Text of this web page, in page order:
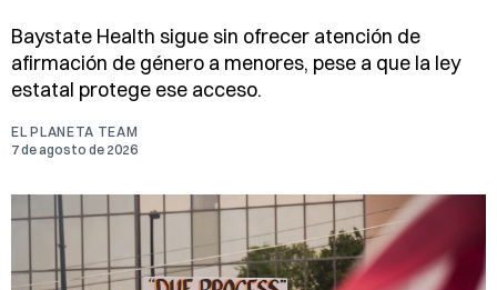
Baystate Health sigue sin ofrecer atención de
afirmación de género a menores, pese a que la ley
estatal protege ese acceso.
EL PLANETA TEAM
7 de agosto de 2026